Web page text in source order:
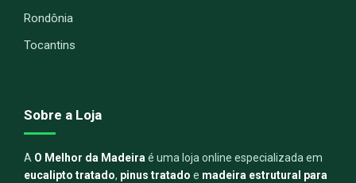
Rondônia
Tocantins
Sobre a Loja
A O Melhor da Madeira é uma loja online especializada em
eucalipto tratado, pinus tratado e madeira estrutural para